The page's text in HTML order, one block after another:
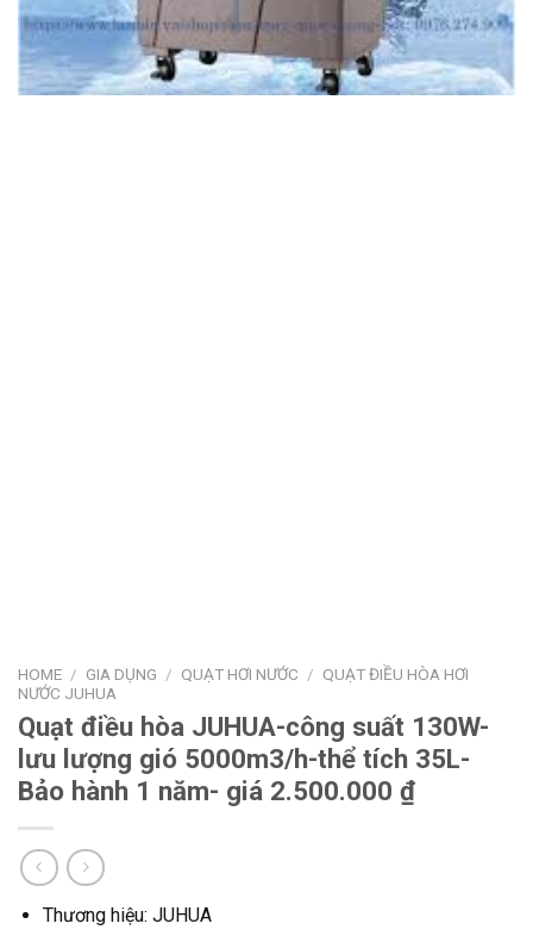
HOME / GIA DỤNG / QUẠT HƠI NƯỚC / QUẠT ĐIỀU HÒA HƠI
NƯỚC JUHUA
Quạt điều hòa JUHUA-công suất 130W-
lưu lượng gió 5000m3/h-thể tích 35L-
Bảo hành 1 năm- giá 2.500.000 ₫
Thương hiệu: JUHUA